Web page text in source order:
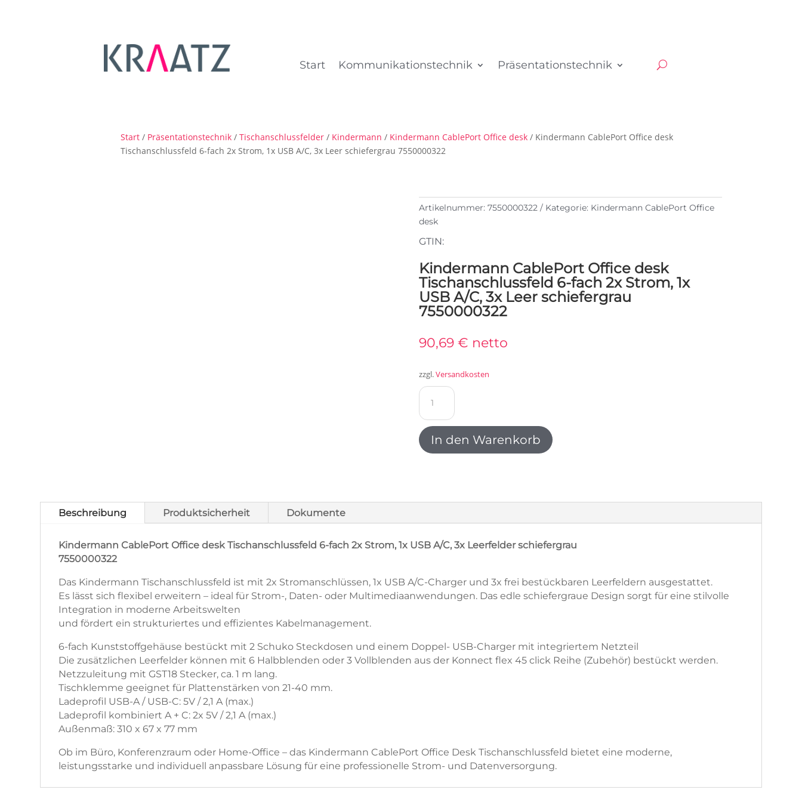
Start Kommunikationstechnik Präsentationstechnik
Start/ Präsentationstechnik/ Tischanschlussfelder/ Kindermann / Kindermann CablePort Office desk/ Kindermann CablePort Office desk
Tischanschlussfeld 6-fach 2x Strom, 1x USB A/C, 3x Leer schiefergrau 7550000322
Artikelnummer: 7550000322 Kategorie: Kindermann CablePort Office
desk
GTIN:
Kindermann CablePort Office desk
Tischanschlussfeld 6-fach 2x Strom, 1x
USB A/C, 3x Leer schiefergrau
7550000322
90,69 € netto
zzgl.Versandkosten
Kindermann
CablePort
Office
desk
Tischanschlussfeld
Strom,
A/C,
schiefergrau
7550000322
In den Warenkorb
Beschreibung Produktsicherheit Dokumente
Kindermann CablePort Office desk Tischanschlussfeld 6-fach 2x Strom, 1x USB A/C, 3x Leerfelder schiefergrau
7550000322
Das Kindermann Tischanschlussfeld ist mit 2x Stromanschlüssen, 1x USB A/C-Charger und 3x frei bestückbaren Leerfeldern ausgestattet.
Es lässt sich flexibel erweitern – ideal für Strom-, Daten- oder Multimediaanwendungen. Das edle schiefergraue Design sorgt für eine stilvolle
Integration in moderne Arbeitswelten
und fördert ein strukturiertes und effizientes Kabelmanagement.
6-fach Kunststoffgehäuse bestückt mit 2 Schuko Steckdosen und einem Doppel- USB-Charger mit integriertem Netzteil
Die zusätzlichen Leerfelder können mit 6 Halbblenden oder 3 Vollblenden aus der Konnect flex 45 click Reihe (Zubehör) bestückt werden.
Netzzuleitung mit GST18 Stecker, ca. 1 m lang.
Tischklemme geeignet für Plattenstärken von 21-40 mm.
Ladeprofil USB-A / USB-C: 5V / 2,1 A (max.)
Ladeprofil kombiniert A + C: 2x 5V / 2,1 A (max.)
Außenmaß: 310 x 67 x 77 mm
Ob im Büro, Konferenzraum oder Home-Office – das Kindermann CablePort Office Desk Tischanschlussfeld bietet eine moderne,
leistungsstarke und individuell anpassbare Lösung für eine professionelle Strom- und Datenversorgung.